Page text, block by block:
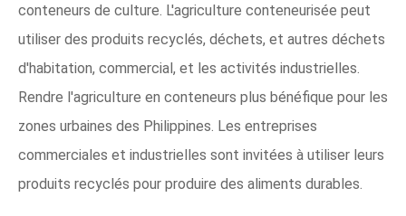
conteneurs de culture. L'agriculture conteneurisée peut
utiliser des produits recyclés, déchets, et autres déchets
d'habitation, commercial, et les activités industrielles.
Rendre l'agriculture en conteneurs plus bénéfique pour les
zones urbaines des Philippines. Les entreprises
commerciales et industrielles sont invitées à utiliser leurs
produits recyclés pour produire des aliments durables.